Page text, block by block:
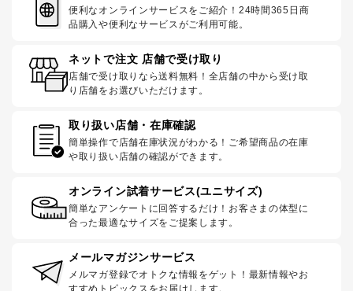
便利なオンラインサービスをご紹介！24時間365日商
品購入や便利なサービスがご利用可能。
ネットで注文 店舗で受け取り
店舗で受け取りなら送料無料！全店舗の中から受け取
り店舗をお選びいただけます。
取り扱い店舗・在庫確認
簡単操作で店舗在庫状況がわかる！ご希望商品の在庫
や取り扱い店舗の確認ができます。
オンライン試着サービス(ユニサイズ)
簡単なアンケートに回答するだけ！お客さまの体型に
合った最適なサイズをご提案します。
メールマガジンサービス
メルマガ登録でオトクな情報をゲット！最新情報やお
すすめトピックスをお届けします。